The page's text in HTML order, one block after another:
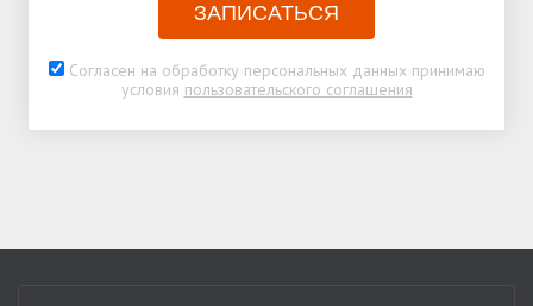
ЗАПИСАТЬСЯ
Согласен на обработку персональных данных принимаю
условия пользовательского соглашения